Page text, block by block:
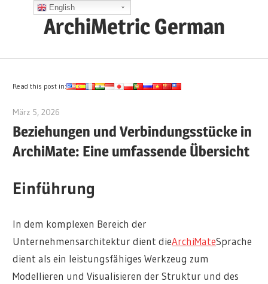
ArchiMetric German
Ops,
and
More
Read this post in:
März 5, 2026
Beziehungen und Verbindungsstücke in
ArchiMate: Eine umfassende Übersicht
Einführung
In dem komplexen Bereich der
Unternehmensarchitektur dient dieArchiMateSprache
dient als ein leistungsfähiges Werkzeug zum
Modellieren und Visualisieren der Struktur und des
English